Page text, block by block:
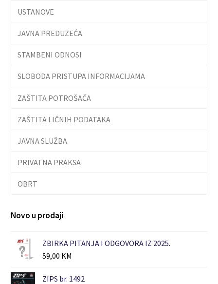
USTANOVE
JAVNA PREDUZEĆA
STAMBENI ODNOSI
SLOBODA PRISTUPA INFORMACIJAMA
ZAŠTITA POTROŠAČA
ZAŠTITA LIČNIH PODATAKA
JAVNA SLUŽBA
PRIVATNA PRAKSA
OBRT
Novo u prodaji
ZBIRKA PITANJA I ODGOVORA IZ 2025.
59,00 KM
ZIPS br. 1492